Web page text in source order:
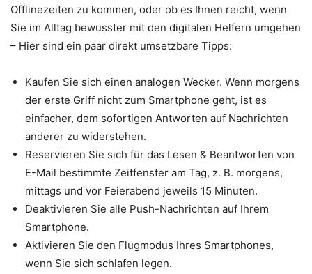
Offlinezeiten zu kommen, oder ob es Ihnen reicht, wenn
Sie im Alltag bewusster mit den digitalen Helfern umgehen
– Hier sind ein paar direkt umsetzbare Tipps:
Kaufen Sie sich einen analogen Wecker. Wenn morgens
der erste Griff nicht zum Smartphone geht, ist es
einfacher, dem sofortigen Antworten auf Nachrichten
anderer zu widerstehen.
Reservieren Sie sich für das Lesen & Beantworten von
E-Mail bestimmte Zeitfenster am Tag, z. B. morgens,
mittags und vor Feierabend jeweils 15 Minuten.
Deaktivieren Sie alle Push-Nachrichten auf Ihrem
Smartphone.
Aktivieren Sie den Flugmodus Ihres Smartphones,
wenn Sie sich schlafen legen.